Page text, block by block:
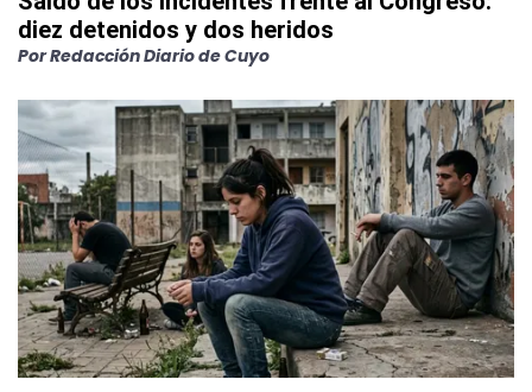
diez detenidos y dos heridos
PorRedacción Diario de Cuyo